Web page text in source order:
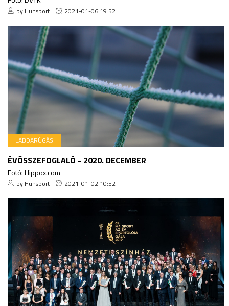
by Hunsport 2021-01-06 19:52
LABDARÚGÁS
ÉVÖSSZEFOGLALÓ - 2020. DECEMBER
Fotó: Hippox.com
by Hunsport 2021-01-02 10:52